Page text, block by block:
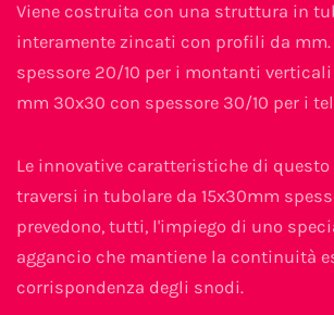
Viene costruita con una struttura in
interamente zincati con profili da
spessore 20/10 per i montanti verticali
mm 30x30 con spessore 30/10 per i
Le innovative caratteristiche di
traversi in tubolare da 15x30mm
prevedono, tutti, l'impiego di uno
aggancio che mantiene la continuità
corrispondenza degli snodi.